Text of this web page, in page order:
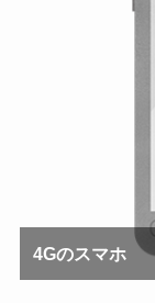
4Gのスマホ